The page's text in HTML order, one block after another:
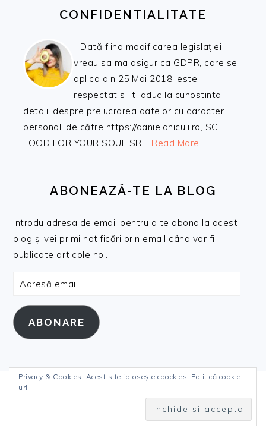
CONFIDENTIALITATE
Dată fiind modificarea legislației
vreau sa ma asigur ca GDPR, care se
aplica din 25 Mai 2018, este
respectat si iti aduc la cunostinta
detalii despre prelucrarea datelor cu caracter
personal, de către https://danielaniculi.ro, SC
FOOD FOR YOUR SOUL SRL. Read More…
ABONEAZĂ-TE LA BLOG
Introdu adresa de email pentru a te abona la acest
blog și vei primi notificări prin email când vor fi
publicate articole noi.
Adresă
ABONARE
COPYRIGHT © 2026 DANIELANICULI.RO ON THE
FOODIE PRO THEME
Privacy & Cookies. Acest site folosește coockies! Politică cookie-
uri